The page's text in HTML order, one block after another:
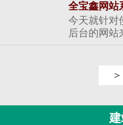
全宝鑫网站
今天就针对
后台的网站